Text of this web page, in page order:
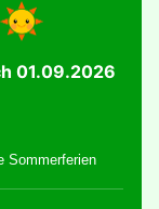
01.09.2026
Sommerferien